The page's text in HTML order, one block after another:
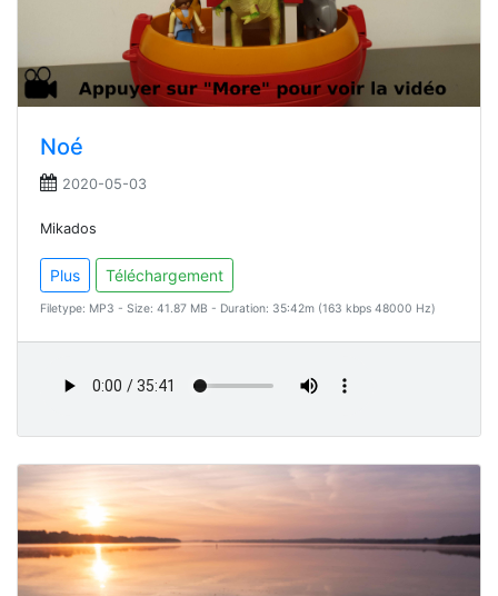
Noé
2020-05-03
Mikados
Plus Téléchargement
Filetype: MP3 - Size: 41.87 MB - Duration: 35:42m (163 kbps 48000 Hz)